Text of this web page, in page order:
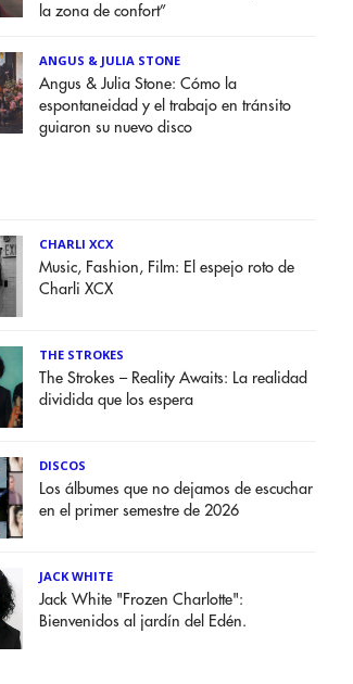
la zona de confort”
ANGUS & JULIA STONE
Angus & Julia Stone: Cómo la
espontaneidad y el trabajo en tránsito
guiaron su nuevo disco
CHARLI XCX
Music, Fashion, Film: El espejo roto de
Charli XCX
THE STROKES
The Strokes – Reality Awaits: La realidad
dividida que los espera
DISCOS
Los álbumes que no dejamos de escuchar
en el primer semestre de 2026
JACK WHITE
Jack White "Frozen Charlotte":
Bienvenidos al jardín del Edén.